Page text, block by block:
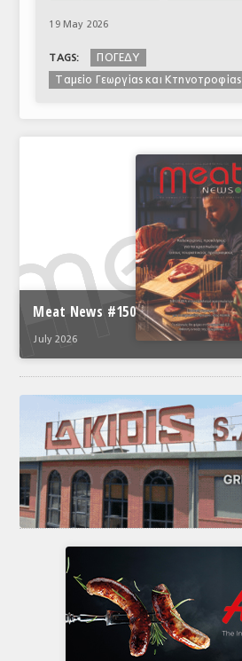
19 May 2026
TAGS:
ΠΟΓΕΔΥ
Ταμείο Γεωργίας και Κτηνοτροφίας
Meat News #150
July 2026